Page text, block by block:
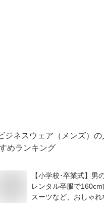
ジネスウェア（メンズ） の
めランキング
【小学校･卒業式】男
レンタル卒服で
スーツなど、おしゃれ